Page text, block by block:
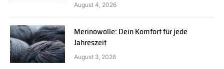
August 4, 2026
Merinowolle: Dein Komfort für jede
Jahreszeit
August 3, 2026